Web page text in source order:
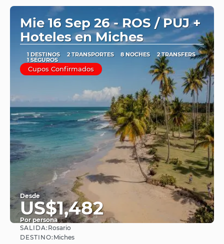
Mie 16 Sep 26 - ROS / PUJ +
Hoteles en Miches
1 DESTINOS 2 TRANSPORTES 8 NOCHES 2 TRANSFERS
1 SEGUROS
Cupos Confirmados
Desde
US$1,482
Por persona
SALIDA: Rosario
DESTINO: Miches